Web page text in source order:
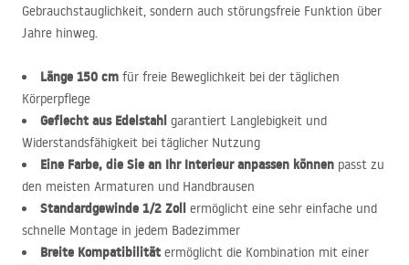
Gebrauchstauglichkeit, sondern auch störungsfreie Funktion über
Jahre hinweg.
Länge 150 cm für freie Beweglichkeit bei der täglichen
Körperpflege
Geflecht aus Edelstahl garantiert Langlebigkeit und
Widerstandsfähigkeit bei täglicher Nutzung
Eine Farbe, die Sie an Ihr Interieur anpassen können passt zu
den meisten Armaturen und Handbrausen
Standardgewinde 1/2 Zoll ermöglicht eine sehr einfache und
schnelle Montage in jedem Badezimmer
Breite Kompatibilität ermöglicht die Kombination mit einer